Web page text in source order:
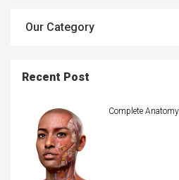
Our Category
Recent Post
Complete